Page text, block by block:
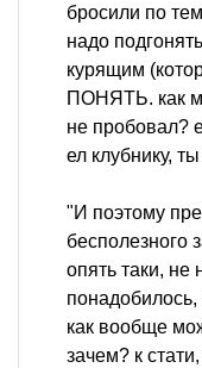
бросили по
надо
курящим
ПОНЯТЬ. как
не пробовал?
ел клубнику,
"И поэтому
бесполезного
опять таки, не
как вообще
зачем? к